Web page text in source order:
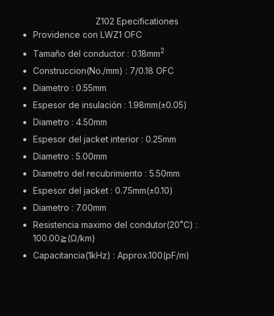
Z102 Epecificationes
Providence con LWZ1 OFC
Tamaño del conductor : 0.18mm2
Construccion(No./mm) : 7/0.18 OFC
Diametro : 0.55mm
Espesor de insulación : 1.98mm(±0.05)
Diametro : 4.50mm
Espesor del jacket interior : 0.25mm
Diametro : 5.00mm
Diametro del recubrimiento : 5.50mm
Espesor del jacket : 0.75mm(±0.10)
Diametro : 7.00mm
Resistencia maximo del condutor(20˚C) :
100.00≧(Ω/km)
Capacitancia(1kHz) : Approx.100(pF/m)